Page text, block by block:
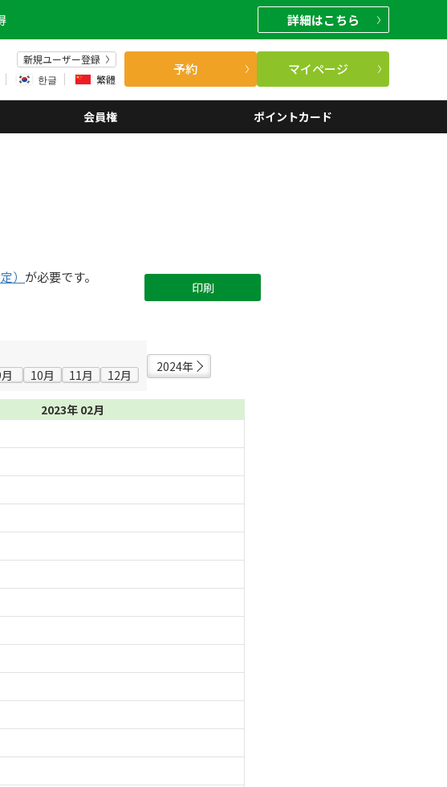
詳細はこちら
新規ユーザー登録
한글 繁體
予約 マイページ
会員権 ポイントカード
） が必要です。
印刷
10月 11月 12月
2024年
2023年 02月